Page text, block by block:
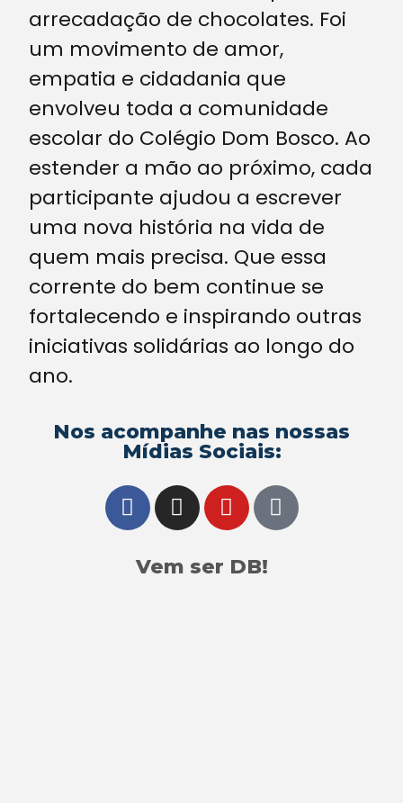
arrecadação de chocolates. Foi
um movimento de amor,
empatia e cidadania que
envolveu toda a comunidade
escolar do Colégio Dom Bosco. Ao
estender a mão ao próximo, cada
participante ajudou a escrever
uma nova história na vida de
quem mais precisa. Que essa
corrente do bem continue se
fortalecendo e inspirando outras
iniciativas solidárias ao longo do
ano.
Nos acompanhe nas nossas
Mídias Sociais:
Vem ser DB!